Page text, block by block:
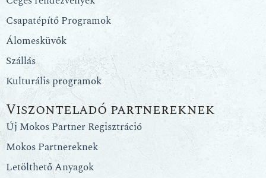
Csapatépítő Programok
Álomesküvők
Szállás
Kulturális programok
Viszonteladó partnereknek
Új Mokos Partner Regisztráció
Mokos Partnereknek
Letölthető Anyagok